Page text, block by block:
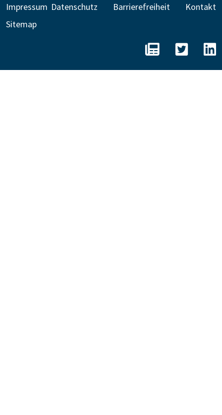
Impressum Datenschutz Barrierefreiheit
Kontakt
Sitemap
BEE - Unseren
BEE